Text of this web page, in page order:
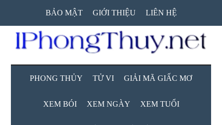
main
content
secondary
menu
primary
sidebar
BẢO MẬT GIỚI THIỆU LIÊN HỆ
PHONG THỦY TỬ VI GIẢI MÃ GIẤC MƠ
XEM BÓI XEM NGÀY XEM TUỔI